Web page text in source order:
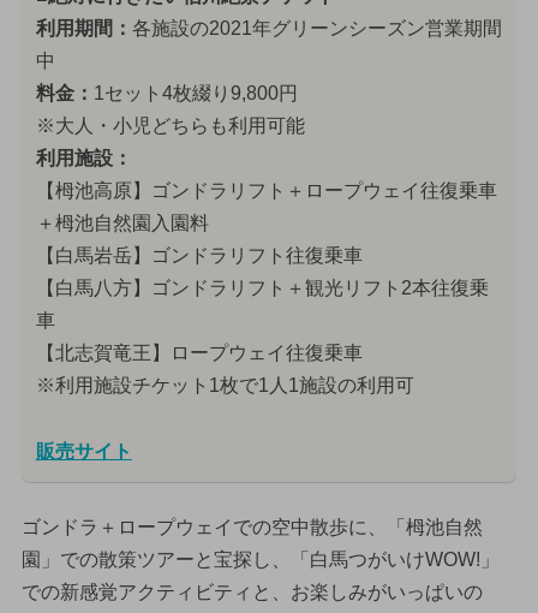
利用期間： 各施設の2021年グリーンシーズン営業期間
中
料金： 1セット4枚綴り9,800円
※大人・小児どちらも利用可能
利用施設：
【栂池高原】ゴンドラリフト＋ロープウェイ往復乗車
＋栂池自然園入園料
【白馬岩岳】ゴンドラリフト往復乗車
【白馬八方】ゴンドラリフト＋観光リフト2本往復乗
車
【北志賀竜王】ロープウェイ往復乗車
※利用施設チケット1枚で1人1施設の利用可
販売サイト
ゴンドラ＋ロープウェイでの空中散歩に、「栂池自然
園」での散策ツアーと宝探し、「白馬つがいけWOW!」
での新感覚アクティビティと、お楽しみがいっぱいの